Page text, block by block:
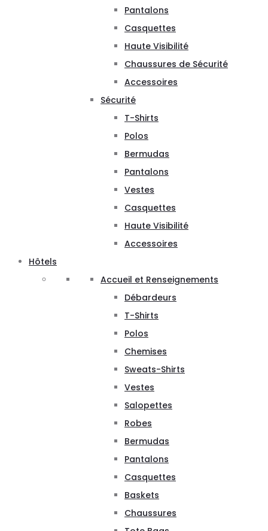
Pantalons
Casquettes
Haute Visibilité
Chaussures de Sécurité
Accessoires
Sécurité
T-Shirts
Polos
Bermudas
Pantalons
Vestes
Casquettes
Haute Visibilité
Accessoires
Hôtels
Accueil et Renseignements
Débardeurs
T-Shirts
Polos
Chemises
Sweats-Shirts
Vestes
Salopettes
Robes
Bermudas
Pantalons
Casquettes
Baskets
Chaussures